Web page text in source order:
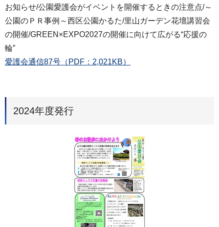
お知らせ/公園愛護会がイベントを開催するときの注意点/～
公園のＰＲ事例～西区公園かるた/里山ガーデン花壇講習会
の開催/GREEN×EXPO2027の開催に向けて広がる“応援の
輪”
愛護会通信87号（PDF：2,021KB）
2024年度発行